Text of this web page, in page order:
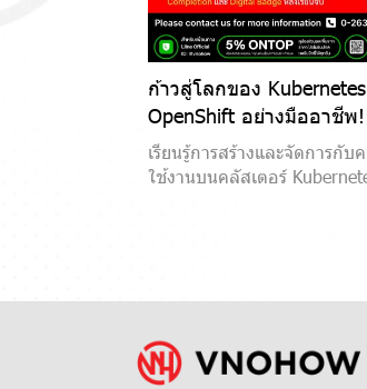
ก้าวสู่โลกของ
OpenShift อย่างมืออาชีพ
เรียนรู้การสร้างและจัดการกั
ใช้งานบนคลัสเตอร์